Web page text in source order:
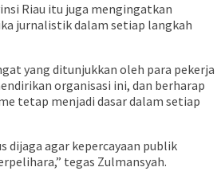
Riau itu juga mengingatkan
jurnalistik dalam setiap langkah
yang ditunjukkan oleh para pekerja
organisasi ini, dan berharap
tetap menjadi dasar dalam setiap
dijaga agar kepercayaan publik
tegas Zulmansyah.